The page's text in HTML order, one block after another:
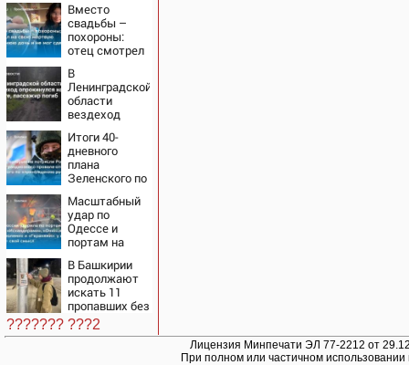
кратно
увеличилась
точность
попаданий по
объектам ВСУ
Вместо
свадьбы –
похороны:
отец смотрел
мертвую 16-
летнюю дочь
и не мог
сдержать
слезы
В
Ленинградской
области
вездеход
на дороге,
пассажир
погиб
Итоги 40-
дневного
плана
Зеленского по
к миру: как
ответила
Россия,
полный разбор
провала
операции
Украины от
военкора Коца
Масштабный
удар по
Одессе и
портам на
Последние
новости,
подробности
об ударах
России 9
августа 2026
В Башкирии
продолжают
искать 11
пропавших без
вести
??????? ???2
Лицензия Минпечати ЭЛ 77-2212 от
При полном или частичном